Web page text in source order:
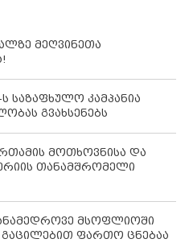
მეღვინეთა
საზაფხულო კამპანია
გვახსენებს
მოთხოვნისა და
თანამშრომელი
მსოფლიოში
ფართო ცნებაა